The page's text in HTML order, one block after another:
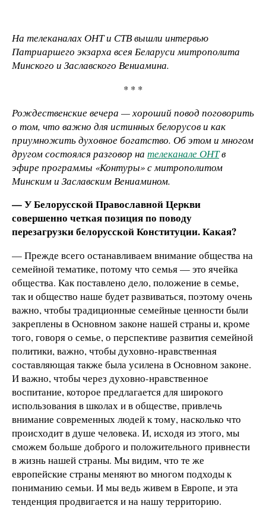
На телеканалах ОНТ и СТВ вышли интервью
Патриаршего экзарха всея Беларуси митрополита
Минского и Заславского Вениамина.
* * *
Рождественские вечера — хороший повод поговорить
о том, что важно для истинных белорусов и как
приумножить духовное богатство. Об этом и многом
другом состоялся разговор на телеканале ОНТв
эфире программы «Контуры» с митрополитом
Минским и Заславским Вениамином.
— У Белорусской Православной Церкви
совершенно четкая позиция по поводу
перезагрузки белорусской Конституции. Какая?
— Прежде всего останавливаем внимание общества на
семейной тематике, потому что семья — это ячейка
общества. Как поставлено дело, положение в семье,
так и общество наше будет развиваться, поэтому очень
важно, чтобы традиционные семейные ценности были
закреплены в Основном законе нашей страны и, кроме
того, говоря о семье, о перспективе развития семейной
политики, важно, чтобы духовно-нравственная
составляющая также была усилена в Основном законе.
И важно, чтобы через духовно-нравственное
воспитание, которое предлагается для широкого
использования в школах и в обществе, привлечь
внимание современных людей к тому, насколько что
происходит в душе человека. И, исходя из этого, мы
сможем больше доброго и положительного привнести
в жизнь нашей страны. Мы видим, что те же
европейские страны меняют во многом подходы к
пониманию семьи. И мы ведь живем в Европе, и эта
тенденция продвигается и на нашу территорию.